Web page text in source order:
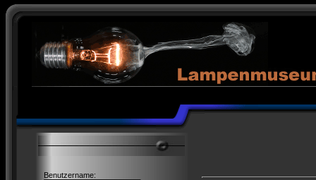
Benutzername: